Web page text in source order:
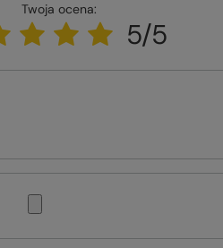
Twoja ocena:
5/5